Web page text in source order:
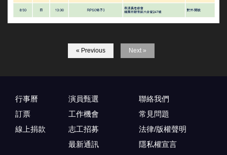
« Previous Next »
行事曆
訂票
線上捐款
演員甄選
工作機會
志工招募
最新通訊
聯絡我們
常見問題
法律/版權聲明
隱私權宣言